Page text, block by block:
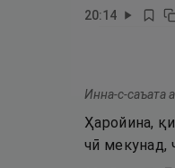
20:14
Инна-с-саъата
Ҳаройина,
чӣ мекунад,